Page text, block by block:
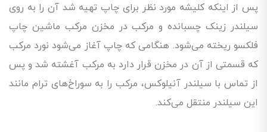
پس از اینکه کلیشه مورد نظر برای چاپ تهیه شد آن را به روی
سیلندر زینک چسبانده و مرکب در مخزن مرکب ماشین چاپ
فلکسو ریخته می‌شود. هنگامی که چاپ آغاز می‌شود نورد مرکب
که قسمتی از آن در مخزن قرار دارد به مرکب آغشته شد و پس
از تماس با سیلندر آنیلوکس، مرکب را به سوراخ‌های ترام مانند
این سیلندر منتقل می‌کند.